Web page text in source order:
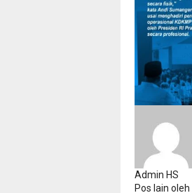
Admin HS
Pos lain